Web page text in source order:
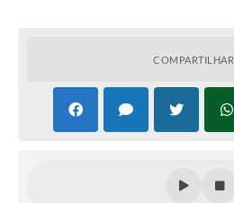
COMPARTILHAR